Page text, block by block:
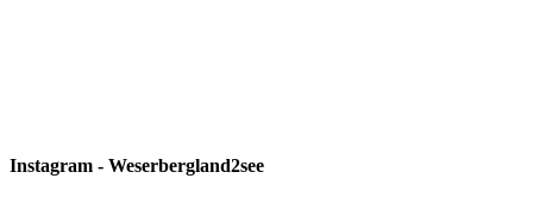
Instagram - Weserbergland2see